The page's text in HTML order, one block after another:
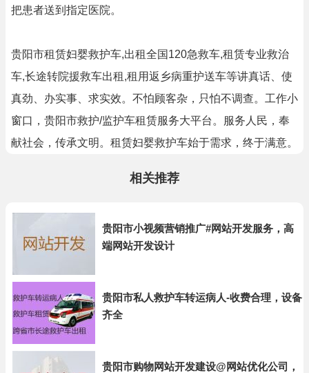
把患者送到指定医院。
贵阳市租赁妇婴救护车,出租全国120急救车,租赁专业救治
车,长途转院援救车出租,租用返乡病重护送车等讲真话、使
真劲、办实事、求实效。不怕顾客杂，只怕不调查。工作小
窗口，贵阳市救护/监护车租赁服务大平台。服务人民，奉
献社会，传承文明。租赁妇婴救护车始于需求，终于满意。
相关推荐
贵阳市小视频营销推广#网站开发服务，高
端网站开发设计
贵阳市私人救护车转运病人-收费合理，设备
齐全
贵阳市购物网站开发建设@网站优化公司，